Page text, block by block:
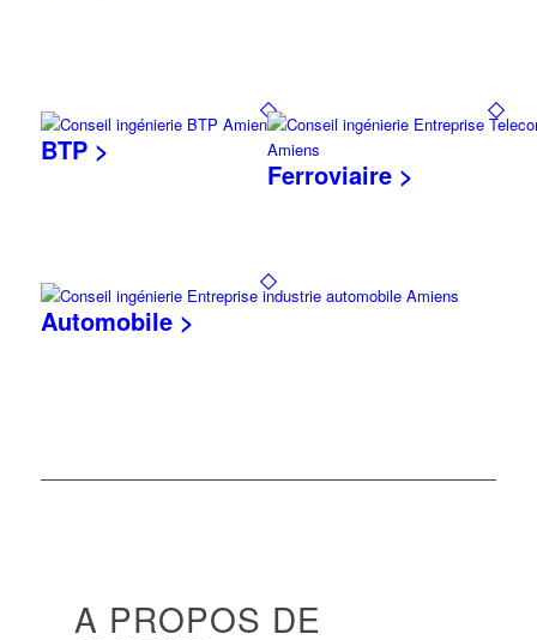
BTP >
Ferroviaire >
Automobile >
A PROPOS DE